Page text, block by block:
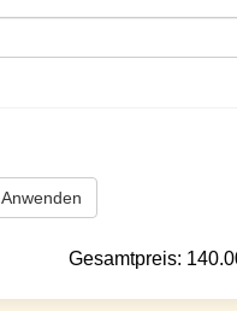
Anwenden
Gesamtpreis: